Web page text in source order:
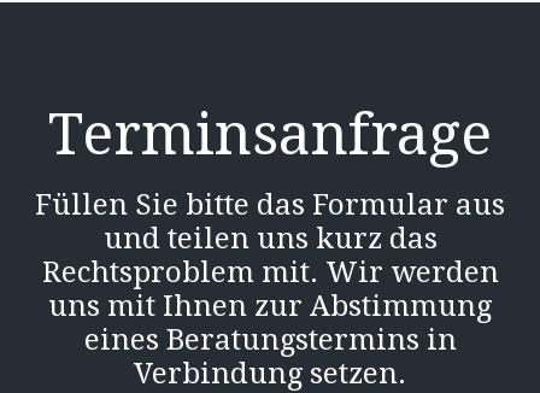
Terminsanfrage
Füllen Sie bitte das Formular aus
und teilen uns kurz das
Rechtsproblem mit. Wir werden
uns mit Ihnen zur Abstimmung
eines Beratungstermins in
Verbindung setzen.